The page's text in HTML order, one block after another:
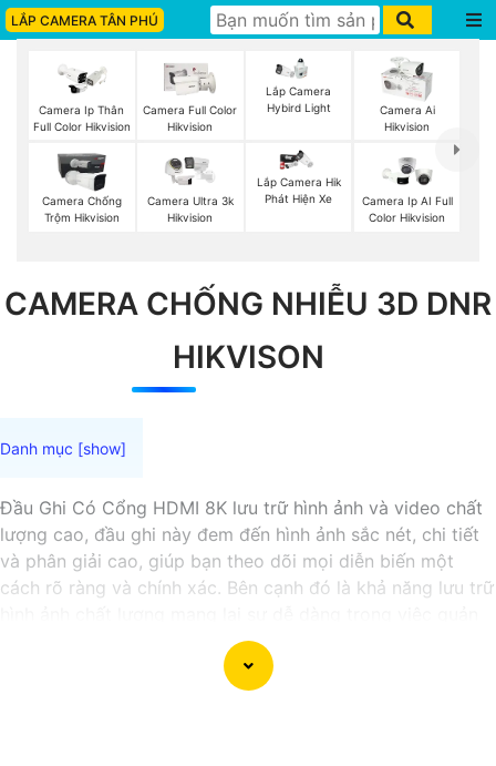
LẮP CAMERA TÂN PHÚ
Camera Ip Thân
Full Color Hikvision
Camera Full Color
Hikvision
Lắp Camera
Hybird Light
Camera Ai
Hikvision
Camera Chống
Trộm Hikvision
Camera Ultra 3k
Hikvision
Lắp Camera Hik
Phát Hiện Xe
Camera Ip AI Full
Color Hikvision
CAMERA CHỐNG NHIỄU 3D DNR
HIKVISON
Đầu Ghi Có Cổng HDMI 8K lưu trữ hình ảnh và video chất
lượng cao, đầu ghi này đem đến hình ảnh sắc nét, chi tiết
và phân giải cao, giúp bạn theo dõi mọi diễn biến một
cách rõ ràng và chính xác. Bên cạnh đó là khả năng lưu trữ